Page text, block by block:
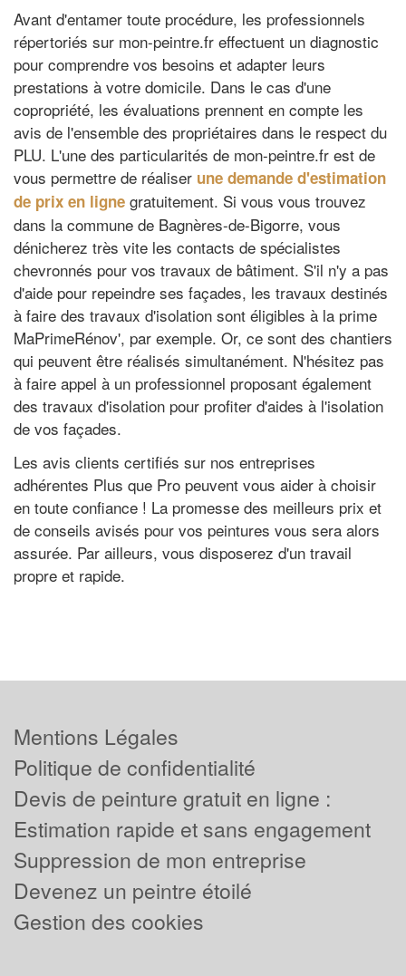
Avant d'entamer toute procédure, les professionnels
répertoriés sur mon-peintre.fr effectuent un diagnostic
pour comprendre vos besoins et adapter leurs
prestations à votre domicile. Dans le cas d'une
copropriété, les évaluations prennent en compte les
avis de l'ensemble des propriétaires dans le respect du
PLU. L'une des particularités de mon-peintre.fr est de
vous permettre de réaliser une demande d'estimation
de prix en ligne gratuitement. Si vous vous trouvez
dans la commune de Bagnères-de-Bigorre, vous
dénicherez très vite les contacts de spécialistes
chevronnés pour vos travaux de bâtiment. S'il n'y a pas
d'aide pour repeindre ses façades, les travaux destinés
à faire des travaux d'isolation sont éligibles à la prime
MaPrimeRénov', par exemple. Or, ce sont des chantiers
qui peuvent être réalisés simultanément. N'hésitez pas
à faire appel à un professionnel proposant également
des travaux d'isolation pour profiter d'aides à l'isolation
de vos façades.
Les avis clients certifiés sur nos entreprises
adhérentes Plus que Pro peuvent vous aider à choisir
en toute confiance ! La promesse des meilleurs prix et
de conseils avisés pour vos peintures vous sera alors
assurée. Par ailleurs, vous disposerez d'un travail
propre et rapide.
Mentions Légales
Politique de confidentialité
Devis de peinture gratuit en ligne :
Estimation rapide et sans engagement
Suppression de mon entreprise
Devenez un peintre étoilé
Gestion des cookies